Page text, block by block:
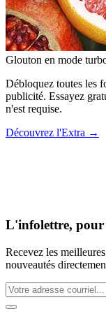
Glouton en mode
Débloquez toutes les
publicité. Essayez
n'est requise.
Découvrez l'Extra →
L'infolettre, pour
Recevez les
nouveautés